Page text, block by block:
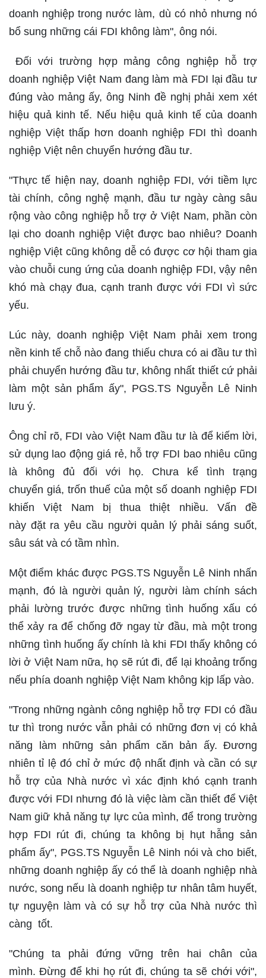
doanh nghiệp trong nước làm, dù có nhỏ nhưng nó
bổ sung những cái FDI không làm", ông nói.
Đối với trường hợp mảng công nghiệp hỗ trợ
doanh nghiệp Việt Nam đang làm mà FDI lại đầu tư
đúng vào mảng ấy, ông Ninh đề nghị phải xem xét
hiệu quả kinh tế. Nếu hiệu quả kinh tế của doanh
nghiệp Việt thấp hơn doanh nghiệp FDI thì doanh
nghiệp Việt nên chuyển hướng đầu tư.
"Thực tế hiện nay, doanh nghiệp FDI, với tiềm lực
tài chính, công nghệ mạnh, đầu tư ngày càng sâu
rộng vào công nghiệp hỗ trợ ở Việt Nam, phần còn
lại cho doanh nghiệp Việt được bao nhiêu? Doanh
nghiệp Việt cũng không dễ có được cơ hội tham gia
vào chuỗi cung ứng của doanh nghiệp FDI, vậy nên
khó mà chạy đua, cạnh tranh được với FDI vì sức
yếu.
Lúc này, doanh nghiệp Việt Nam phải xem trong
nền kinh tế chỗ nào đang thiếu chưa có ai đầu tư thì
phải chuyển hướng đầu tư, không nhất thiết cứ phải
làm một sản phẩm ấy", PGS.TS Nguyễn Lê Ninh
lưu ý.
Ông chỉ rõ, FDI vào Việt Nam đầu tư là để kiếm lời,
sử dụng lao động giá rẻ, hỗ trợ FDI bao nhiêu cũng
là không đủ đối với họ. Chưa kể tình trạng
chuyển giá, trốn thuế của một số doanh nghiệp FDI
khiến Việt Nam bị thua thiệt nhiều. Vấn đề
này đặt ra yêu cầu người quản lý phải sáng suốt,
sâu sát và có tầm nhìn.
Một điểm khác được PGS.TS Nguyễn Lê Ninh nhấn
mạnh, đó là người quản lý, người làm chính sách
phải lường trước được những tình huống xấu có
thể xảy ra để chống đỡ ngay từ đầu, mà một trong
những tình huống ấy chính là khi FDI thấy không có
lời ở Việt Nam nữa, họ sẽ rút đi, để lại khoảng trống
nếu phía doanh nghiệp Việt Nam không kịp lấp vào.
"Trong những ngành công nghiệp hỗ trợ FDI có đầu
tư thì trong nước vẫn phải có những đơn vị có khả
năng làm những sản phẩm căn bản ấy. Đương
nhiên tỉ lệ đó chỉ ở mức độ nhất định và cần có sự
hỗ trợ của Nhà nước vì xác định khó cạnh tranh
được với FDI nhưng đó là việc làm cần thiết để Việt
Nam giữ khả năng tự lực của mình, để trong trường
hợp FDI rút đi, chúng ta không bị hụt hẫng sản
phẩm ấy", PGS.TS Nguyễn Lê Ninh nói và cho biết,
những doanh nghiệp ấy có thể là doanh nghiệp nhà
nước, song nếu là doanh nghiệp tư nhân tâm huyết,
tự nguyện làm và có sự hỗ trợ của Nhà nước thì
càng tốt.
"Chúng ta phải đứng vững trên hai chân của
mình. Đừng để khi họ rút đi, chúng ta sẽ chới với",